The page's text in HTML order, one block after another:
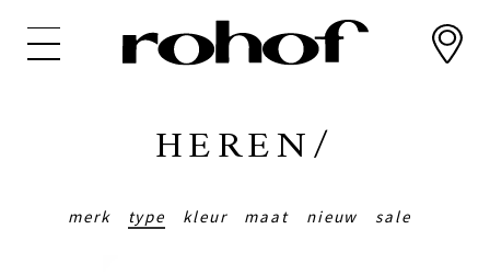
HEREN/
merk type kleur maat nieuw sale